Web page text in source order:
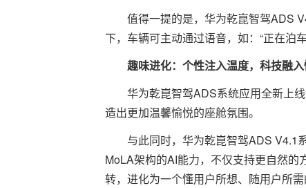
值得一提的是，华为乾崑智驾ADS
下，车辆可主动通过语音，如：“正在泊
趣味进化：个性注入温度，科技融
华为乾崑智驾ADS系统应用全新上
造出更加温馨愉悦的座舱氛围。
与此同时，华为乾崑智驾ADS V4.1
MoLA架构的AI能力，不仅支持更自然
转，进化为一个懂用户所想、随用户所需